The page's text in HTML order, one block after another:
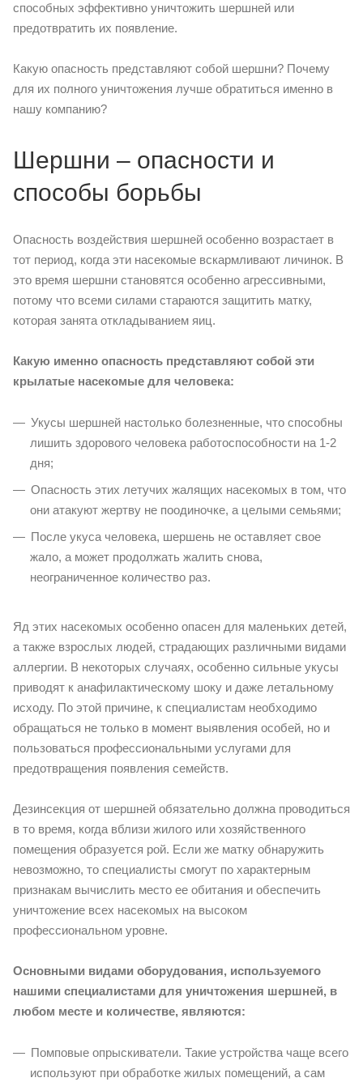
способных эффективно уничтожить шершней или
предотвратить их появление.
Какую опасность представляют собой шершни? Почему
для их полного уничтожения лучше обратиться именно в
нашу компанию?
Шершни – опасности и
способы борьбы
Опасность воздействия шершней особенно возрастает в
тот период, когда эти насекомые вскармливают личинок. В
это время шершни становятся особенно агрессивными,
потому что всеми силами стараются защитить матку,
которая занята откладыванием яиц.
Какую именно опасность представляют собой эти
крылатые насекомые для человека:
Укусы шершней настолько болезненные, что способны
лишить здорового человека работоспособности на 1-2
дня;
Опасность этих летучих жалящих насекомых в том, что
они атакуют жертву не поодиночке, а целыми семьями;
После укуса человека, шершень не оставляет свое
жало, а может продолжать жалить снова,
неограниченное количество раз.
Яд этих насекомых особенно опасен для маленьких детей,
а также взрослых людей, страдающих различными видами
аллергии. В некоторых случаях, особенно сильные укусы
приводят к анафилактическому шоку и даже летальному
исходу. По этой причине, к специалистам необходимо
обращаться не только в момент выявления особей, но и
пользоваться профессиональными услугами для
предотвращения появления семейств.
Дезинсекция от шершней обязательно должна проводиться
в то время, когда вблизи жилого или хозяйственного
помещения образуется рой. Если же матку обнаружить
невозможно, то специалисты смогут по характерным
признакам вычислить место ее обитания и обеспечить
уничтожение всех насекомых на высоком
профессиональном уровне.
Основными видами оборудования, используемого
нашими специалистами для уничтожения шершней, в
любом месте и количестве, являются:
Помповые опрыскиватели. Такие устройства чаще всего
используют при обработке жилых помещений, а сам